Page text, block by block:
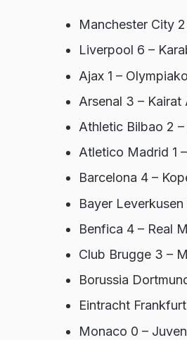
Manchester City
Liverpool 6 –
Ajax 1 –
Arsenal 3 – Kairat
Athletic Bilbao 2
Atletico Madrid 1
Barcelona 4 –
Bayer
Benfica 4 – Real
Club Brugge 3 –
Borussia
Eintracht
Monaco 0 –